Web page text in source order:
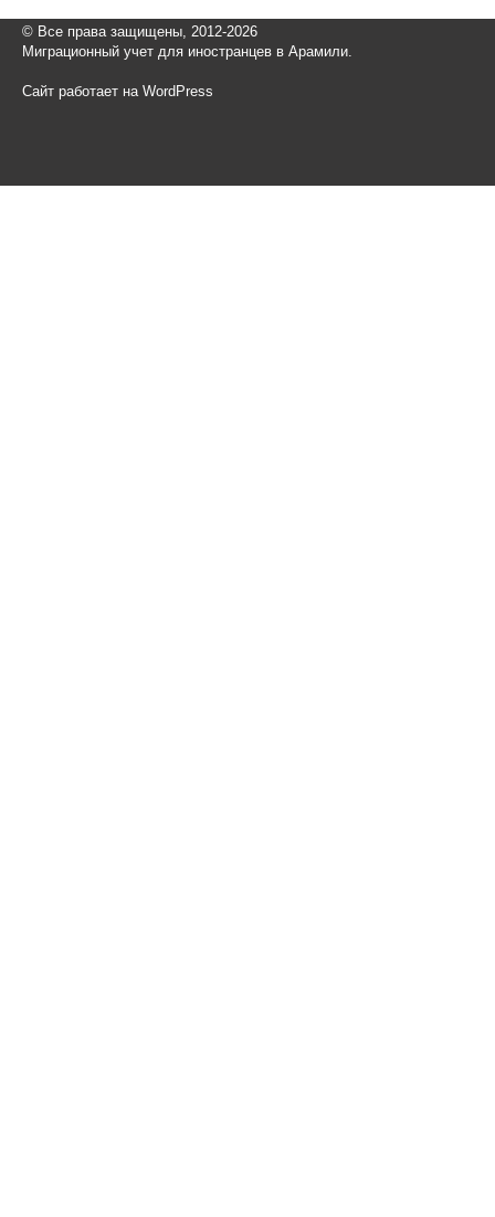
© Все права защищены, 2012-2026
Миграционный учет для иностранцев в Арамили.
Сайт работает на WordPress